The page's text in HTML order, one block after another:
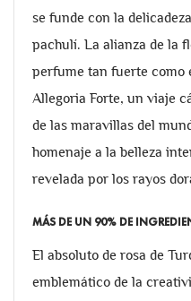
se funde con la
pachulí. La alianza de la
perfume tan fuerte como
Allegoria Forte, un viaje
de las maravillas del
homenaje a la belleza
revelada por los rayos
MÁS DE UN 90% DE
El absoluto de rosa de
emblemático de la